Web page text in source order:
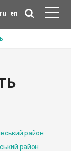
ru en
район
район